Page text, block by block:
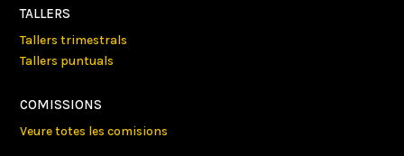
TALLERS
Tallers trimestrals
Tallers puntuals
COMISSIONS
Veure totes les comisions